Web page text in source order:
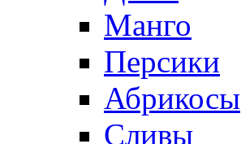
Манго
Персики
Абрикосы
Сливы